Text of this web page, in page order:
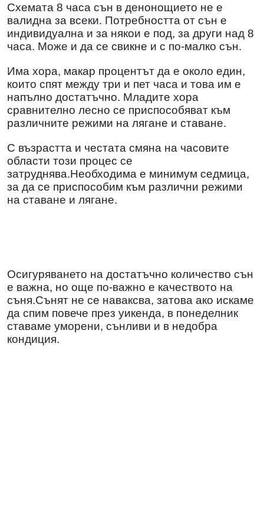
Схемата 8 часа сън в денонощието не е
валидна за всеки. Потребността от сън е
индивидуална и за някои е под, за други над 8
часа. Може и да се свикне и с по-малко сън.
Има хора, макар процентът да е около един,
които спят между три и пет часа и това им е
напълно достатъчно. Младите хора
сравнително лесно се приспособяват към
различните режими на лягане и ставане.
С възрастта и честата смяна на часовите
области този процес се
затруднява.Необходима е минимум седмица,
за да се приспособим към различни режими
на ставане и лягане.
Осигуряването на достатъчно количество сън
е важна, но още по-важно е качеството на
съня.Сънят не се наваксва, затова ако искаме
да спим повече през уикенда, в понеделник
ставаме уморени, сънливи и в недобра
кондиция.